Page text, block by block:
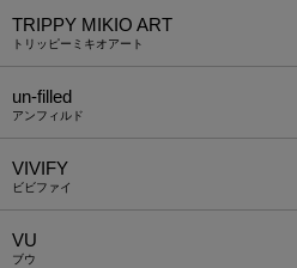
TRIPPY MIKIO ART
トリッピーミキオアート
un-filled
アンフィルド
VIVIFY
ビビファイ
VU
ブウ